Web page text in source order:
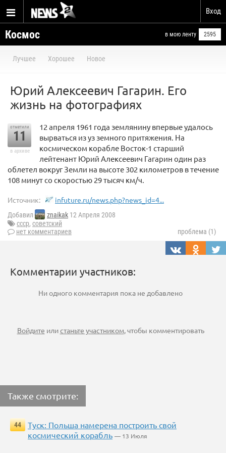
Вход
Космос в мою ленту 2595
Лучшее Хорошее Новое
Юрий Алексеевич Гагарин. Его
жизнь на фотографиях
отметили
11
в архиве
12 апреля 1961 года землянину впервые удалось
вырваться из уз земного притяжения. На
космическом корабле Восток-1 старший
лейтенант Юрий Алексеевич Гагарин один раз
облетел вокруг Земли на высоте 302 километров в течение
108 минут со скоростью 29 тысяч км/ч.
Источник: infuture.ru/news.php?news_id=4...
Добавил znaikak 12 Апреля 2008
ссср, советский
нет комментариев
проблема (1)
Комментарии участников:
Ни одного комментария пока не добавлено
Войдите илистаньте участником, чтобы комментировать
Также смотрите:
44
Туск: Польша намерена построить свой
космический корабль — 13 Июля